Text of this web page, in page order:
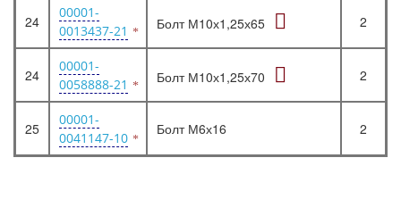
24
00001-
0013437-21
Болт М10х1,25х65 2
24
00001-
0058888-21
Болт М10х1,25х70 2
25
00001-
0041147-10
Болт М6х16 2